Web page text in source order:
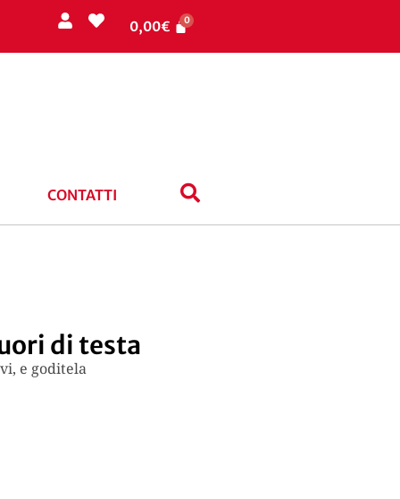
0,00€
CONTATTI
di testa
e goditela